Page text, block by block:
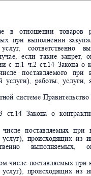
в отношении товаров
х при выполнении за
услуг, соответственно
чае, если такие запрет,
и с п.1 ч.2 ст.14 Закона о
исле   поставляемого   при
услуги), работы, услуги,
й системе Правительство
ст.14 Закона о контра
числе поставляемых при
услуг), происходящих из
но выполняемых,
числе поставляемых при
услуг), происходящих из